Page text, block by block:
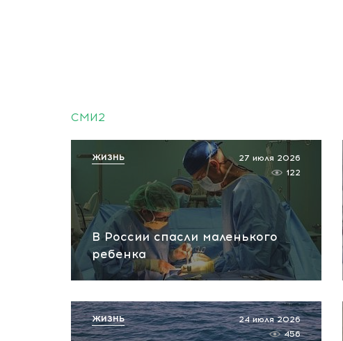
СМИ2
В России спасли маленького
ребенка
27 июля 2026
122
ЖИЗНЬ
24 июля 2026
456
ЖИЗНЬ